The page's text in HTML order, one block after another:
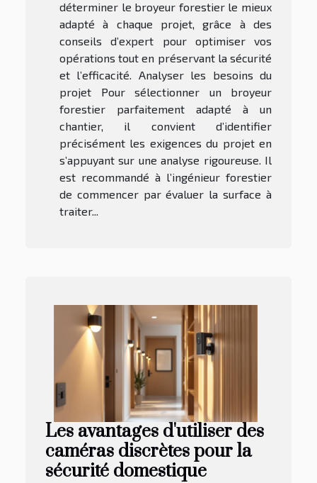
déterminer le broyeur forestier le mieux
adapté à chaque projet, grâce à des
conseils d’expert pour optimiser vos
opérations tout en préservant la sécurité
et l’efficacité. Analyser les besoins du
projet Pour sélectionner un broyeur
forestier parfaitement adapté à un
chantier, il convient d’identifier
précisément les exigences du projet en
s’appuyant sur une analyse rigoureuse. Il
est recommandé à l’ingénieur forestier
de commencer par évaluer la surface à
traiter...
Les avantages d'utiliser des
caméras discrètes pour la
sécurité domestique